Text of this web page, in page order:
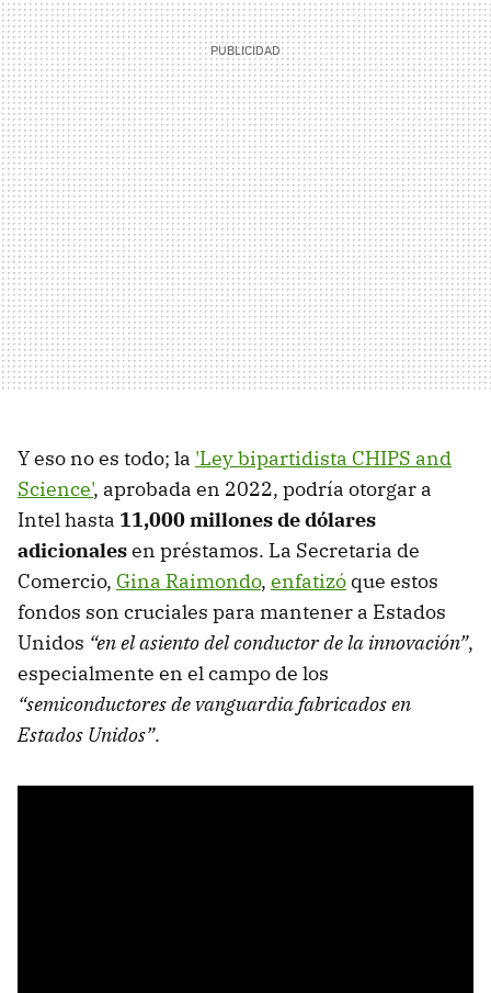
Y eso no es todo; la 'Ley bipartidista CHIPS and
Science', aprobada en 2022, podría otorgar a
Intel hasta 11,000 millones de dólares
adicionalesen préstamos. La Secretaria de
Comercio, Gina Raimondo, enfatizó que estos
fondos son cruciales para mantener a Estados
Unidos “en el asiento del conductor de la innovación”,
especialmente en el campo de los
“semiconductores de vanguardia fabricados en
Estados Unidos”.